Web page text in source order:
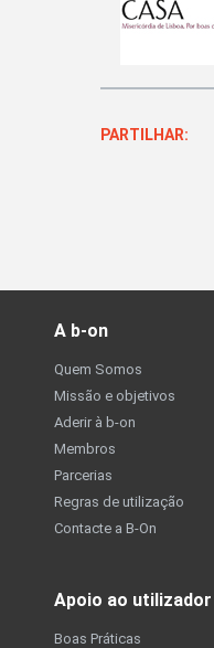
PARTILHAR:
A b-on
Quem Somos
Missão e objetivos
Aderir à b-on
Membros
Parcerias
Regras de utilização
Contacte a B-On
Apoio ao utilizador
Boas Práticas